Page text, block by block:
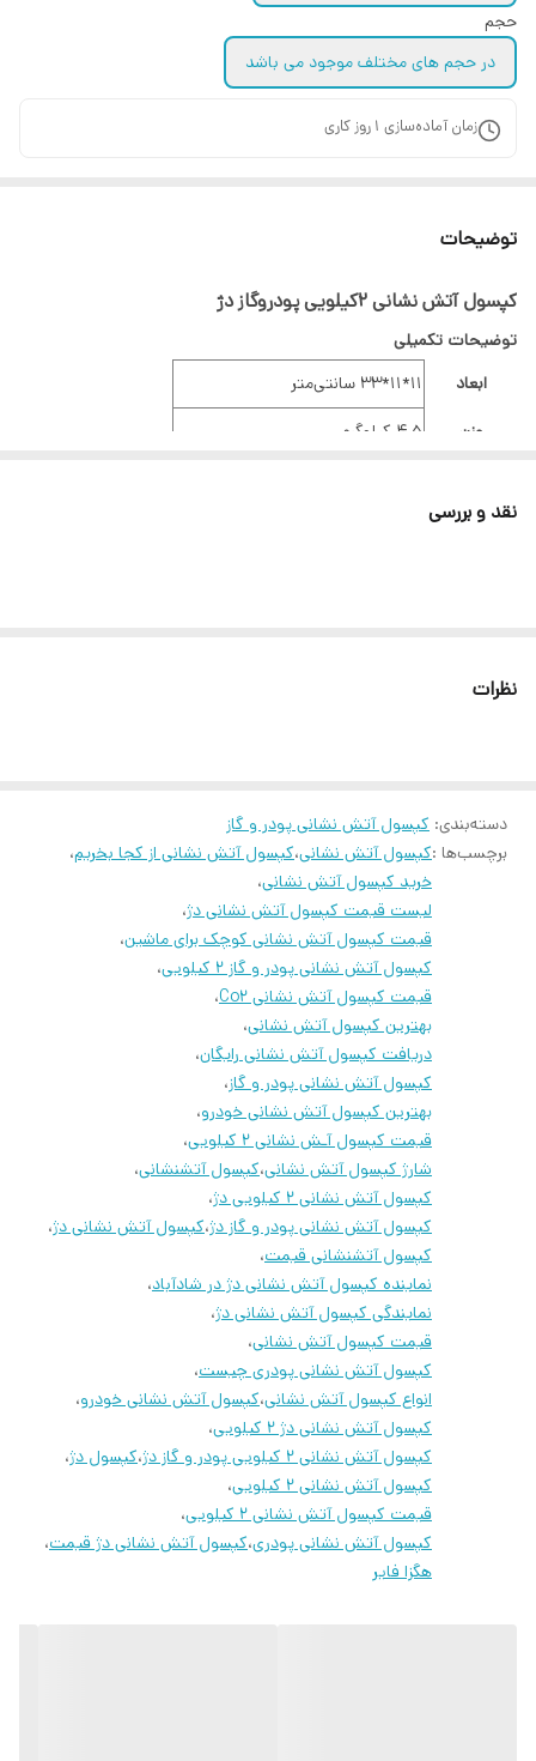
حجم
در حجم های مختلف موجود می باشد
زمان آماده‌سازی 1 روز کاری
توضیحات
کپسول آتش نشانی ۲کیلویی پودروگاز دژ
توضیحات تکمیلی
ابعاد
11*11*33 سانتی‌متر
وزن
4.5 کیلوگرم
دارای پودر خشک BC
دارای استاندارد ISO 9001:2008
مناسب جهت منزل و محل کار
درصورت نیاز به شارژ کپسول خودتون میدتونید باشماره های گذاشته
شده تماس بگیرید
جهت کسب اطلاعات بیشتر با ما در ارتباط باشید.
09229282240
نقد و بررسی
نظرات
دسته‌بندی: کپسول آتش نشانی پودر و گاز
برچسب‌ها :کپسول آتش نشانی،کپسول آتش نشانی از کجا بخریم،
خرید کپسول آتش نشانی،
لیست قیمت کپسول آتش نشانی دژ،
قیمت کپسول آتش نشانی کوچک برای ماشین،
کپسول آتش نشانی پودر و گاز 2 کیلویی
،
قیمت کپسول آتش نشانی Co2
،
بهترین کپسول آتش نشانی،
دریافت کپسول آتش نشانی رایگان،
کپسول آتش نشانی پودر و گاز،
بهترین کپسول آتش نشانی خودرو،
قیمت کپسول آـش نشانی 2 کیلویی
،
شارژ کپسول آتش نشانی،کپسول آتشنشانی،
کپسول آتش نشانی 2 کیلویی دژ
،
کپسول آتش نشانی پودر و گاز دژ،کپسول آتش نشانی دژ،
کپسول آتشنشانی قیمت،
نماینده کپسول آتش نشانی دژ در شادآباد،
نمایندگی کپسول آتش نشانی دژ،
قیمت کپسول آتش نشانی،
کپسول آتش نشانی پودری چیست،
انواع کپسول آتش نشانی،کپسول آتش نشانی خودرو،
کپسول آتش نشانی دژ 2 کیلویی
،
کپسول آتش نشانی 2 کیلویی پودر و گاز دژ
،کپسول دژ،
کپسول آتش نشانی 2 کیلویی
،
قیمت کپسول آتش نشانی 2 کیلویی
،
کپسول آتش نشانی پودری،کپسول آتش نشانی دژ قیمت،
هگزا فایر